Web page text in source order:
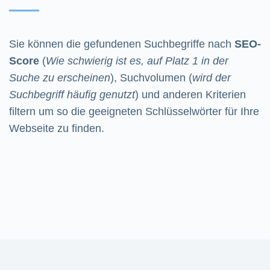
Sie können die gefundenen Suchbegriffe nach SEO-
Score (Wie schwierig ist es, auf Platz 1 in der
Suche zu erscheinen), Suchvolumen (wird der
Suchbegriff häufig genutzt) und anderen Kriterien
filtern um so die geeigneten Schlüsselwörter für Ihre
Webseite zu finden.